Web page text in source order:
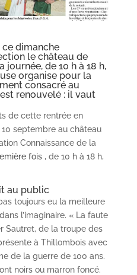
ce dimanche
le château de
de 10 h à 18 h,
organise pour la
consacré au
renouvelé : il vaut
de cette rentrée en
septembre au château
Connaissance de la
fois, de 10 h à 18 h,
au public
toujours eu la meilleure
l’imaginaire. « La faute
Sautret, de la troupe des
à Thillombois avec
de la guerre de 100 ans.
noirs ou marron foncé.